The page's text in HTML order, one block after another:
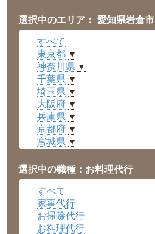
選択中のエリア： 愛知県岩倉市
すべて
東京都 ▼
神奈川県 ▼
千葉県 ▼
埼玉県 ▼
大阪府 ▼
兵庫県 ▼
京都府 ▼
宮城県 ▼
福井県 ▼
岡山県 ▼
広島県
沖縄県 ▼
選択中の職種：お料理代行
すべて
家事代行
お掃除代行
お料理代行